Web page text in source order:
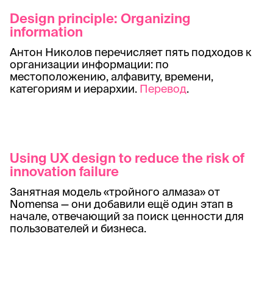
Design principle: Organizing
information
Антон Николов перечисляет пять подходов к
организации информации: по
местоположению, алфавиту, времени,
категориям и иерархии. Перевод.
Using UX design to reduce the risk of
innovation failure
Занятная модель «тройного алмаза» от
Nomensa — они добавили ещё один этап в
начале, отвечающий за поиск ценности для
пользователей и бизнеса.